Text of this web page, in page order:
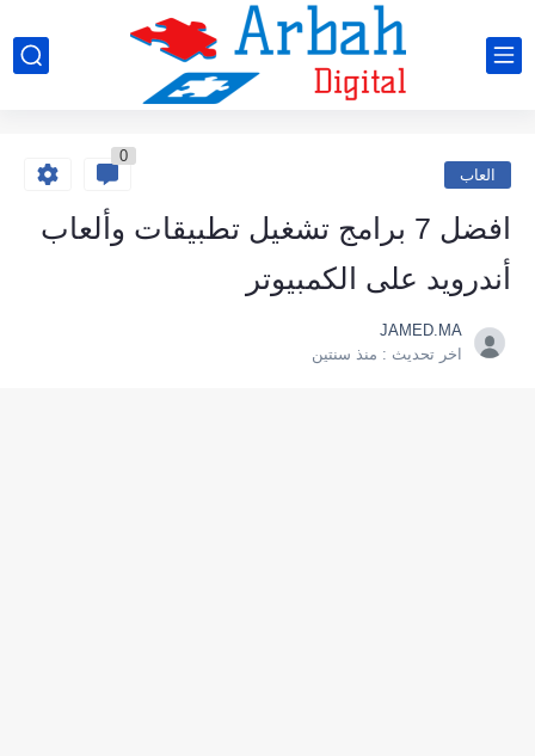
العاب
0
افضل 7 برامج تشغيل تطبيقات وألعاب
أندرويد على الكمبيوتر
JAMED.MA
اخر تحديث : منذ سنتين